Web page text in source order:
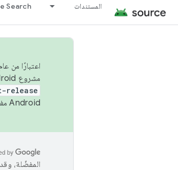
المستندات Search
مشروع Android مفتوح المصدر (AOSP) في الربعَين الثاني والرابع. لبناء مشروع Android مفتوح المصدر والمساهمة فيه، استخدِم
release
Android مفتوح المصدر. لمزيد من المعلومات، يُرجى الاطّلاع على
المفضّلة،